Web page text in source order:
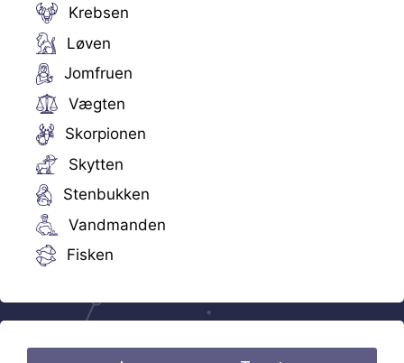
Krebsen
Løven
Jomfruen
Vægten
Skorpionen
Skytten
Stenbukken
Vandmanden
Fisken